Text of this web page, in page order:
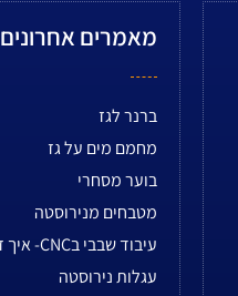
מאמרים אחרונים
ברנר לגז
מחמם מים על גז
בוער מסחרי
מטבחים מנירוסטה
עיבוד שבבי בCNC- איך זה עובד?
עגלות נירוסטה